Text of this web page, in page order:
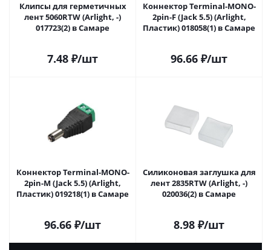
Клипсы для герметичных
лент 5060RTW (Arlight, -)
017723(2) в Самаре
7.48 ₽/шт
Коннектор Terminal-MONO-
2pin-F (Jack 5.5) (Arlight,
Пластик) 018058(1) в Самаре
96.66 ₽/шт
Коннектор Terminal-MONO-
2pin-M (Jack 5.5) (Arlight,
Пластик) 019218(1) в Самаре
96.66 ₽/шт
Силиконовая заглушка для
лент 2835RTW (Arlight, -)
020036(2) в Самаре
8.98 ₽/шт